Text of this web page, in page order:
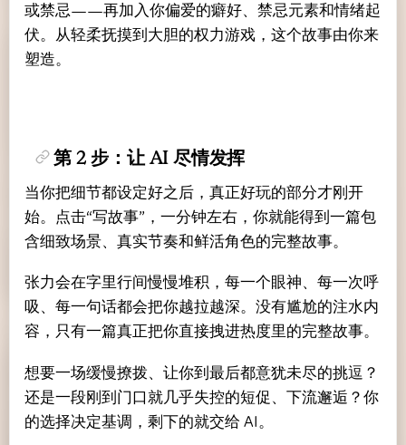
或禁忌——再加入你偏爱的癖好、禁忌元素和情绪起
伏。从轻柔抚摸到大胆的权力游戏，这个故事由你来
塑造。
第 2 步：让 AI 尽情发挥
当你把细节都设定好之后，真正好玩的部分才刚开
始。点击“写故事”，一分钟左右，你就能得到一篇包
含细致场景、真实节奏和鲜活角色的完整故事。
张力会在字里行间慢慢堆积，每一个眼神、每一次呼
吸、每一句话都会把你越拉越深。没有尴尬的注水内
容，只有一篇真正把你直接拽进热度里的完整故事。
想要一场缓慢撩拨、让你到最后都意犹未尽的挑逗？
还是一段刚到门口就几乎失控的短促、下流邂逅？你
的选择决定基调，剩下的就交给 AI。